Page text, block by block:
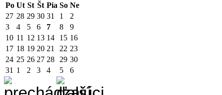
Po Ut St Št Pia So Ne
27 28 29 30 31 1
2
3
4 5 6 7 8
9
10 11 12 13 14 15 16
17 18 19 20 21 22 23
24 25 26 27 28 29 30
31 1 2 3 4 5 6